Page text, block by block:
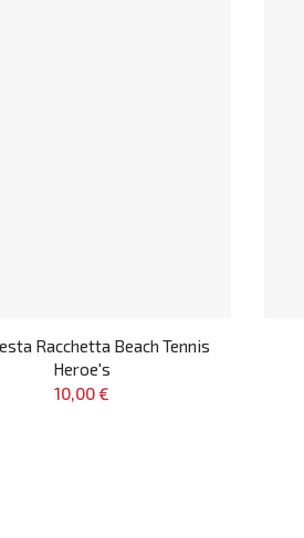
Racchetta Beach Tennis
Heroe's
10,00 €